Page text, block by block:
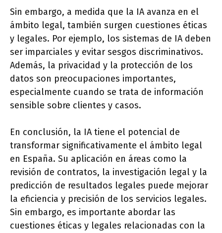
Sin embargo, a medida que la IA avanza en el
ámbito legal, también surgen cuestiones éticas
y legales. Por ejemplo, los sistemas de IA deben
ser imparciales y evitar sesgos discriminativos.
Además, la privacidad y la protección de los
datos son preocupaciones importantes,
especialmente cuando se trata de información
sensible sobre clientes y casos.
En conclusión, la IA tiene el potencial de
transformar significativamente el ámbito legal
en España. Su aplicación en áreas como la
revisión de contratos, la investigación legal y la
predicción de resultados legales puede mejorar
la eficiencia y precisión de los servicios legales.
Sin embargo, es importante abordar las
cuestiones éticas y legales relacionadas con la